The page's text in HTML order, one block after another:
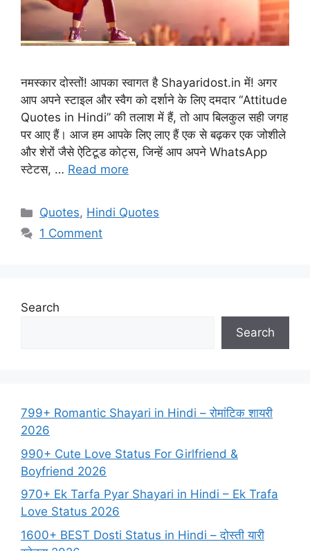
नमस्कार दोस्तों! आपका स्वागत है Shayaridost.in में! अगर
आप अपने स्टाइल और स्वैग को दर्शाने के लिए दमदार “Attitude
Quotes in Hindi” की तलाश में हैं, तो आप बिलकुल सही जगह
पर आए हैं। आज हम आपके लिए लाए हैं एक से बढ़कर एक जोशीले
और शेरों जैसे ऐटिटूड कोट्स, जिन्हें आप अपने WhatsApp
स्टेटस, … Read more
Categories
Quotes, Hindi Quotes
1 Comment
Search
Search
799+ Romantic Shayari in Hindi – रोमांटिक शायरी
2026
990+ Cute Love Status For Girlfriend &
Boyfriend 2026
970+ Ek Tarfa Pyar Shayari in Hindi – Ek Trafa
Love Status 2026
1600+ BEST Dosti Status in Hindi – दोस्ती यारी